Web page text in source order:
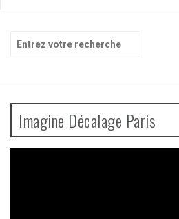
pour
Imagine Décalage Paris